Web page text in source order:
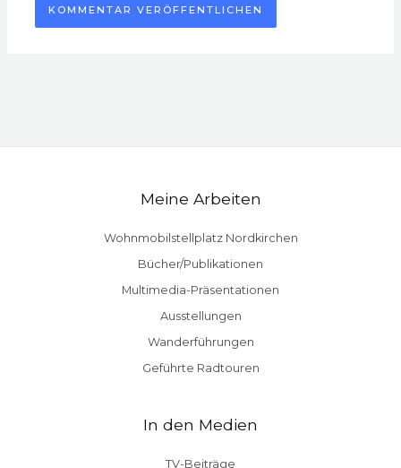
Meine Arbeiten
Wohnmobilstellplatz Nordkirchen
Bücher/Publikationen
Multimedia-Präsentationen
Ausstellungen
Wanderführungen
Geführte Radtouren
In den Medien
TV-Beiträge